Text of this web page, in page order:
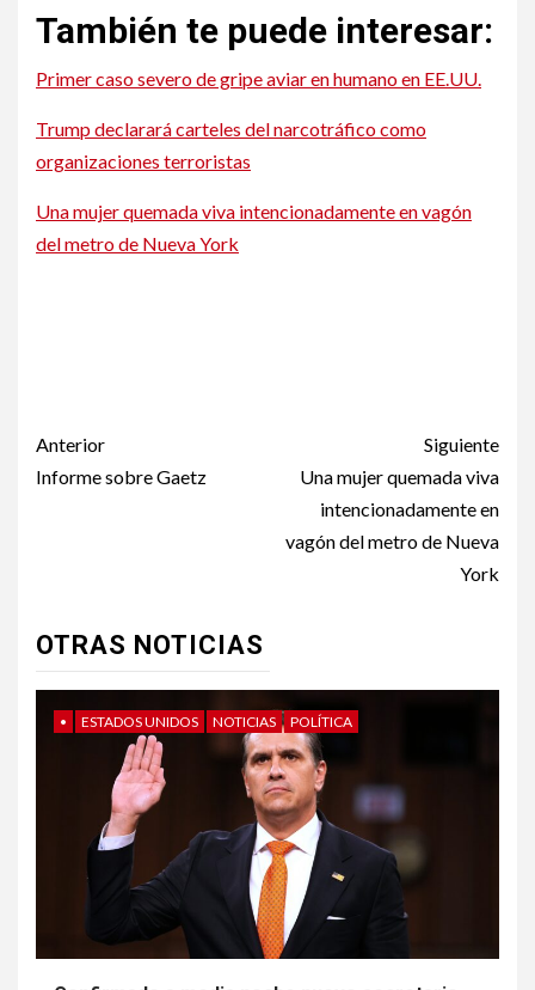
También te puede interesar:
Primer caso severo de gripe aviar en humano en EE.UU.
Trump declarará carteles del narcotráfico como
organizaciones terroristas
Una mujer quemada viva intencionadamente en vagón
del metro de Nueva York
Post
navigation
Anterior
Informe sobre Gaetz
Siguiente
Una mujer quemada viva
intencionadamente en
vagón del metro de Nueva
York
OTRAS NOTICIAS
• ESTADOS UNIDOS NOTICIAS POLÍTICA